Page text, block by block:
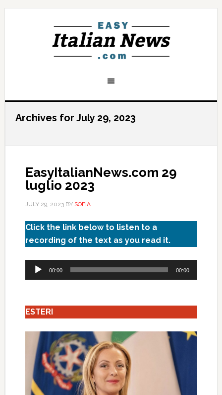
Archives for July 29, 2023
EasyItalianNews.com 29
luglio 2023
JULY 29, 2023BY SOFIA
Click the link below to listen to a
recording of the text as you read it.
Audio
Player
00:00 00:00
ESTERI